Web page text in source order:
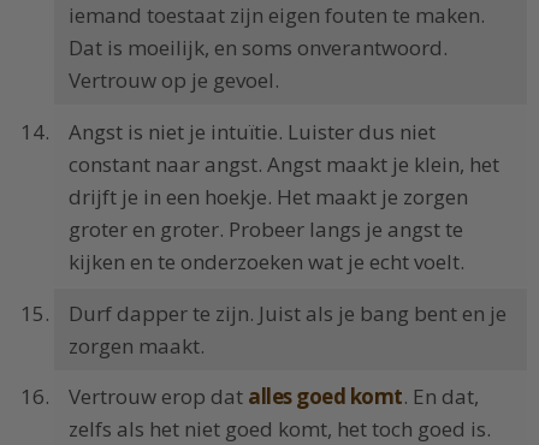
iemand toestaat zijn eigen fouten te maken.
Dat is moeilijk, en soms onverantwoord.
Vertrouw op je gevoel.
Angst is niet je intuïtie. Luister dus niet
constant naar angst. Angst maakt je klein, het
drijft je in een hoekje. Het maakt je zorgen
groter en groter. Probeer langs je angst te
kijken en te onderzoeken wat je echt voelt.
Durf dapper te zijn. Juist als je bang bent en je
zorgen maakt.
Vertrouw erop dat alles goed komt. En dat,
zelfs als het niet goed komt, het toch goed is.